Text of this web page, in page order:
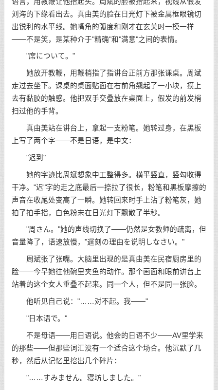
刘海的下缘看出去。真由美的脸在日光灯下被金属框眼镜切
出锐利的水平线。她嘴角的弧度和刚才在玄关时一模一样
——不是笑，是某种介于"精确"和"满意"之间的表情。
"席について。"
她放开教鞭，用鞭梢指了指讲台正前方那张课桌。周斌
走过去坐下。课桌的桌面贴面在右前角翘起了一小块，摸上
去有黏胶的触感。他把双手交叠放在桌面上，假发的前发梢
扫过他的手背。
真由美站在讲台上，拿起一支粉笔。她转过身，在黑板
上写了两个字——不是日语，是中文：
"迟到"
她的字迹比周斌想象中工整得多。横平竖直，竖勾收得
干净。"迟"字的走之底最后一捺拉了很长，粉笔和黑板摩擦的
声音在收尾处变高了一瞬。她转回来时手上沾了粉笔灰，她
拍了拍手指，白色粉末在日光灯下飘散了半秒。
"周さん。"她的声线切换了——仍然是女教师的疏离，但
音量降了，语速放慢，"遅刻の理由を说明しなさい。"
周斌张了张嘴。大脑里出现的是真由美在民宿厨房里的
脸——今早她往他碗里夹鱼的动作。那个画面和眼前讲台上
站着的这个女人重叠不起来。同一个人，但不是同一张脸。
他听见自己说："……对不起。我——"
"日本语で。"
不是母语——用日语说。他会的日语不少——AV里学来
的那些——但那些词汇没有一个适合这个场合。他沉默了几
秒，然后从记忆里挖出几个碎片：
"……すみません。寝坊しました。"